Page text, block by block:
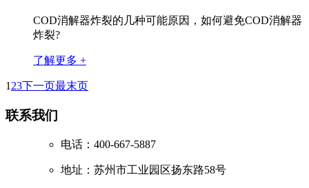
COD消解器炸裂的几种可能原因，如何避免COD消解器
炸裂?
了解更多 +
1 23下一页最末页
联系我们
电话：400-667-5887
地址：苏州市工业园区扬东路58号